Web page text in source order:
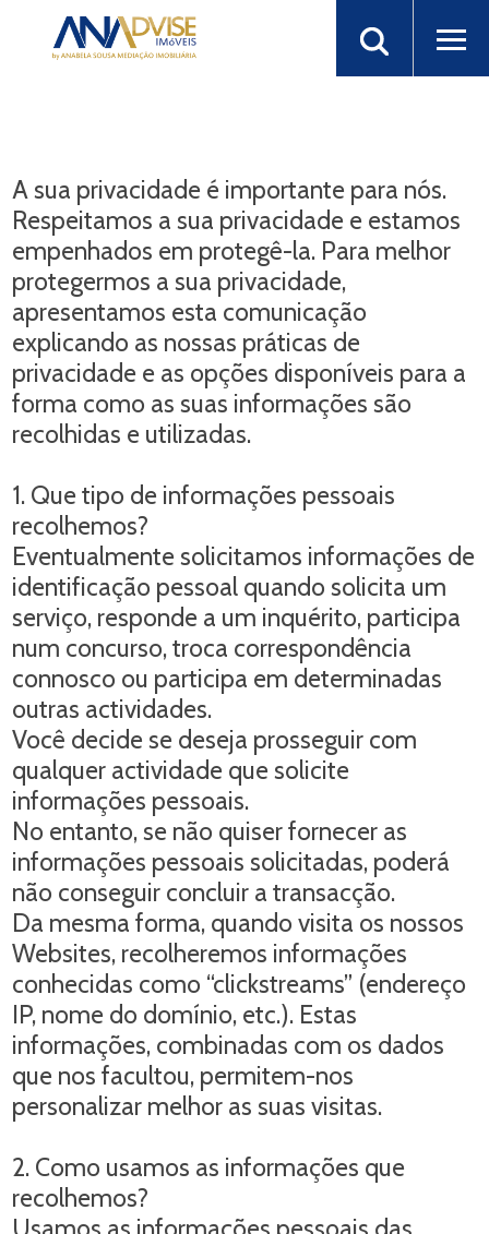
A sua privacidade é importante para nós.
Respeitamos a sua privacidade e estamos
empenhados em protegê-la. Para melhor
protegermos a sua privacidade,
apresentamos esta comunicação
explicando as nossas práticas de
privacidade e as opções disponíveis para a
forma como as suas informações são
recolhidas e utilizadas.
1. Que tipo de informações pessoais
recolhemos?
Eventualmente solicitamos informações de
identificação pessoal quando solicita um
serviço, responde a um inquérito, participa
num concurso, troca correspondência
connosco ou participa em determinadas
outras actividades.
Você decide se deseja prosseguir com
qualquer actividade que solicite
informações pessoais.
No entanto, se não quiser fornecer as
informações pessoais solicitadas, poderá
não conseguir concluir a transacção.
Da mesma forma, quando visita os nossos
Websites, recolheremos informações
conhecidas como “clickstreams” (endereço
IP, nome do domínio, etc.). Estas
informações, combinadas com os dados
que nos facultou, permitem-nos
personalizar melhor as suas visitas.
2. Como usamos as informações que
recolhemos?